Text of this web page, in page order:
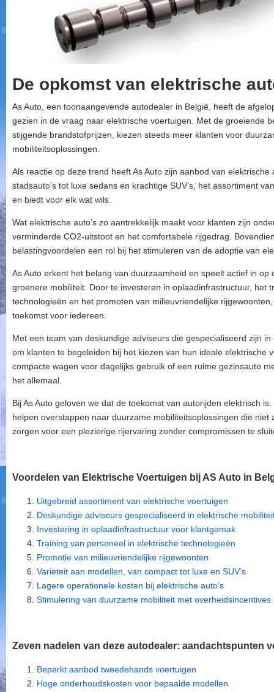
De opkomst van elektrische
As Auto, een toonaangevende autodealer in België, heeft de
gezien in de vraag naar elektrische voertuigen. Met de groeiende
stijgende brandstofprijzen, kiezen steeds meer klanten voor
mobiliteitsoplossingen.
Als reactie op deze trend heeft As Auto zijn aanbod van elektrische
stadsauto’s tot luxe sedans en krachtige SUV’s, het assortiment
en biedt voor elk wat wils.
Wat elektrische auto’s zo aantrekkelijk maakt voor klanten zijn
verminderde CO2-uitstoot en het comfortabele rijgedrag.
belastingvoordelen een rol bij het stimuleren van de adoptie van
As Auto erkent het belang van duurzaamheid en speelt actief in
groenere mobiliteit. Door te investeren in oplaadinfrastructuur, het
technologieën en het promoten van milieuvriendelijke
toekomst voor iedereen.
Met een team van deskundige adviseurs die gespecialiseerd zijn
om klanten te begeleiden bij het kiezen van hun ideale elektrische
compacte wagen voor dagelijks gebruik of een ruime gezinsauto
het allemaal.
Bij As Auto geloven we dat de toekomst van autorijden elektrisch
helpen overstappen naar duurzame mobiliteitsoplossingen die
zorgen voor een plezierige rijervaring zonder compromissen te
Voordelen van Elektrische Voertuigen bij AS Auto in
Uitgebreid assortiment van elektrische voertuigen
Deskundige adviseurs gespecialiseerd in elektrische
Investering in oplaadinfrastructuur voor klantgemak
Training van personeel in elektrische technologieën
Promotie van milieuvriendelijke rijgewoonten
Variëteit aan modellen, van compact tot luxe en SUV’s
Lagere operationele kosten bij elektrische auto’s
Stimulering van duurzame mobiliteit met overheidsincentives
Zeven nadelen van deze autodealer: aandachtspunten
Beperkt aanbod tweedehands voertuigen
Hoge onderhoudskosten voor bepaalde modellen